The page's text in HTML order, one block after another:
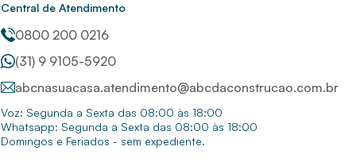
Central de Atendimento
0800 200 0216
(31) 9 9105-5920
abcnasuacasa.atendimento@abcdaconstrucao.com.br
Voz: Segunda a Sexta das 08:00 às 18:00
Whatsapp: Segunda a Sexta das 08:00 às 18:00
Domingos e Feriados - sem expediente.